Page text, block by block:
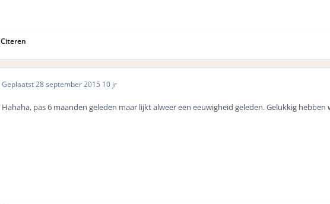
Citeren
Geplaatst28 september 2015 10 jr
Hahaha, pas 6 maanden geleden maar lijkt alweer een eeuwigheid geleden. Gelukkig hebben